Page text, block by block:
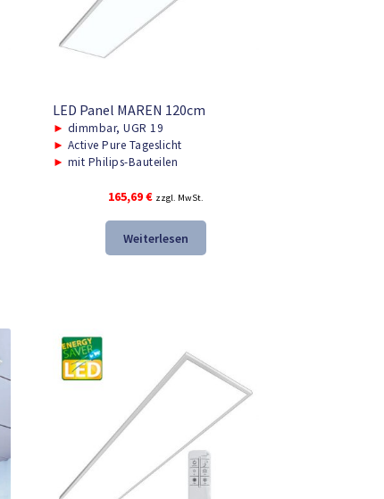
LED Panel MAREN 120cm
► dimmbar, UGR 19
► Active Pure Tageslicht
► mit Philips-Bauteilen
165,69€ zzgl. MwSt.
Weiterlesen